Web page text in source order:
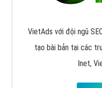
VietAds với đội ngũ
tạo bài bản tại các
Inet,